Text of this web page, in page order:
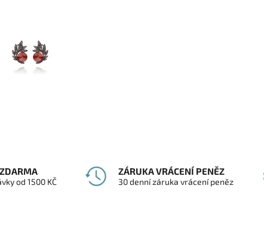
od 1500 KČ
ZÁRUKA VRÁCENÍ PENĚZ
30 denní záruka vrácení peněz